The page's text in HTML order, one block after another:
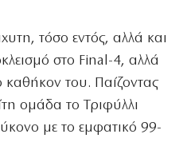
τόσο εντός, αλλά και
στο Final-4, αλλά
του. Παίζοντας
ομάδα το Τριφύλλι
με το εμφατικό 99-